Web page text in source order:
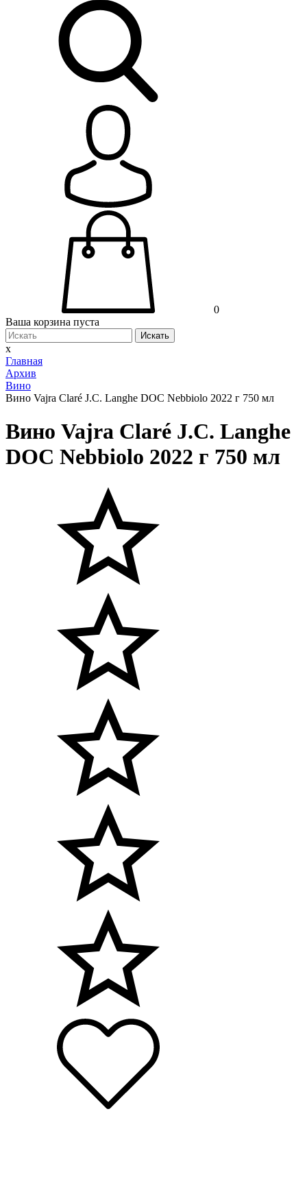
0
Ваша корзина пуста
Искать
x
Главная
Архив
Вино
Вино Vajra Claré J.C. Langhe DOC Nebbiolo 2022 г 750 мл
Вино Vajra Claré J.C. Langhe
DOC Nebbiolo 2022 г 750 мл